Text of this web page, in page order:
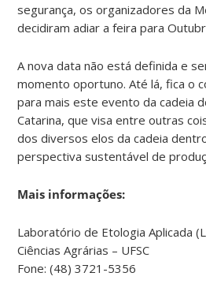
segurança, os organizadores da
decidiram adiar a feira para
A nova data não está definida e
momento oportuno. Até lá, fica o
para mais este evento da cadeia
Catarina, que visa entre outras
dos diversos elos da cadeia
perspectiva sustentável de
Mais informações:
Laboratório de Etologia Aplicada
Ciências Agrárias – UFSC
Fone: (48) 3721-5356